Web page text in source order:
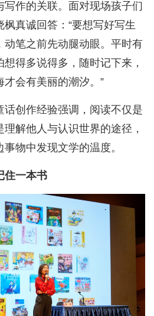
写作的关联。面对现场孩子们
真诚回答：“要想写好写生
动笔之前先动腿动眼。平时有
得多说得多，随时记下来，
会有美丽的潮汐。”
话创作经验强调，阅读不仅是
解他人与认识世界的途径，
物中发现文学的温度。
住一本书